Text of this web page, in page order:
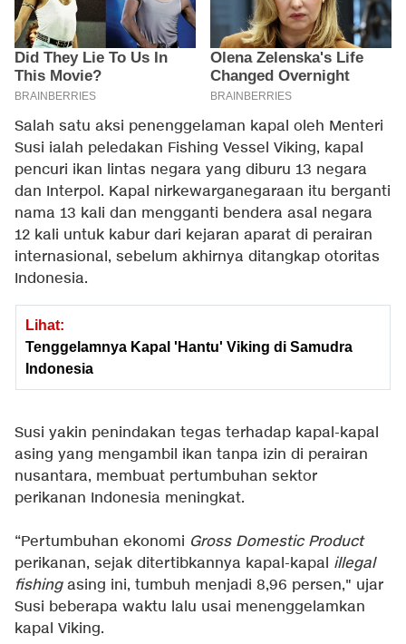
Salah satu aksi penenggelaman kapal oleh Menteri
Susi ialah peledakan Fishing Vessel Viking, kapal
pencuri ikan lintas negara yang diburu 13 negara
dan Interpol. Kapal nirkewarganegaraan itu berganti
nama 13 kali dan mengganti bendera asal negara
12 kali untuk kabur dari kejaran aparat di perairan
internasional, sebelum akhirnya ditangkap otoritas
Indonesia.
Lihat:
Tenggelamnya Kapal 'Hantu' Viking di Samudra
Indonesia
Susi yakin penindakan tegas terhadap kapal-kapal
asing yang mengambil ikan tanpa izin di perairan
nusantara, membuat pertumbuhan sektor
perikanan Indonesia meningkat.
“Pertumbuhan ekonomi Gross Domestic Product
perikanan, sejak ditertibkannya kapal-kapal illegal
fishingasing ini, tumbuh menjadi 8,96 persen," ujar
Susi beberapa waktu lalu usai menenggelamkan
kapal Viking.